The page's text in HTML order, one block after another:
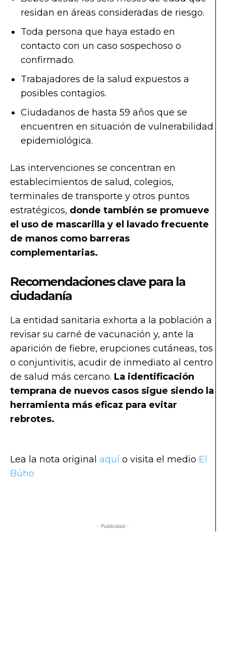
residan en áreas consideradas de riesgo.
Toda persona que haya estado en
contacto con un caso sospechoso o
confirmado.
Trabajadores de la salud expuestos a
posibles contagios.
Ciudadanos de hasta 59 años que se
encuentren en situación de vulnerabilidad
epidemiológica.
Las intervenciones se concentran en
establecimientos de salud, colegios,
terminales de transporte y otros puntos
estratégicos, donde también se promueve
el uso de mascarilla y el lavado frecuente
de manos como barreras
complementarias.
Recomendaciones clave para la
ciudadanía
La entidad sanitaria exhorta a la población a
revisar su carné de vacunación y, ante la
aparición de fiebre, erupciones cutáneas, tos
o conjuntivitis, acudir de inmediato al centro
de salud más cercano. La identificación
temprana de nuevos casos sigue siendo la
herramienta más eficaz para evitar
rebrotes.
Lea la nota original aquí o visita el medio El
Búho
- Publicidad -